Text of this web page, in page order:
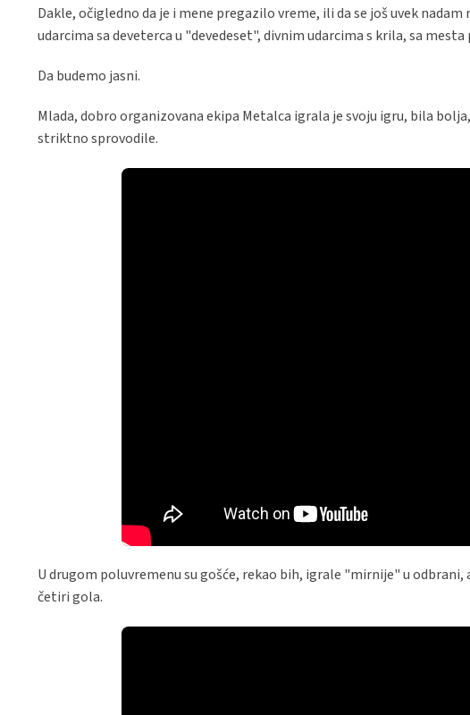
Dakle, očigledno da je i mene pregazilo vreme, ili da se još uvek
udarcima sa deveterca u "devedeset", divnim udarcima s krila, sa mesta
Da budemo jasni.
Mlada, dobro organizovana ekipa Metalca igrala je svoju igru, bila
striktno sprovodile.
U drugom poluvremenu su gošće, rekao bih, igrale "mirnije" u
četiri gola.